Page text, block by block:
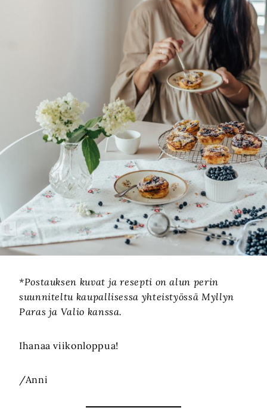
*Postauksen kuvat ja resepti on alun perin
suunniteltu kaupallisessa yhteistyössä Myllyn
Paras ja Valio kanssa.
Ihanaa viikonloppua!
/Anni